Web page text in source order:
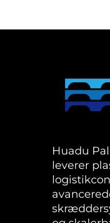
Huadu
leverer